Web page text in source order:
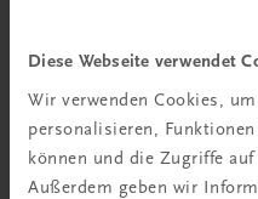
Diese Webseite verwendet
Wir verwenden Cookies,
personalisieren,
können und die Zugriffe
Außerdem geben wir